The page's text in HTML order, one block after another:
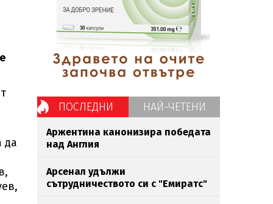
да
ПОСЛЕДНИ НАЙ-ЧЕТЕНИ
Аржентина канонизира победата
над Англия
Арсенал удължи
сътрудничеството си с "Емиратс"